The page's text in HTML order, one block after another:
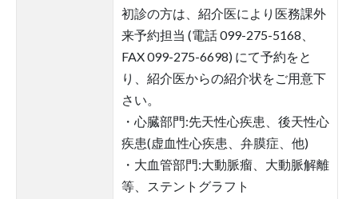
初診の方は、紹介医により医務課外
来予約担当 (電話 099-275-5168、
FAX 099-275-6698) にて予約をと
り、紹介医からの紹介状をご用意下
さい。
・心臓部門:先天性心疾患、後天性心
疾患(虚血性心疾患、弁膜症、他)
・大血管部門:大動脈瘤、大動脈解離
等、ステントグラフト